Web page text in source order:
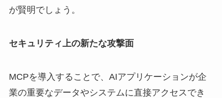
が賢明でしょう。
セキュリティ上の新たな攻撃面
MCPを導入することで、AIアプリケーションが企
業の重要なデータやシステムに直接アクセスでき